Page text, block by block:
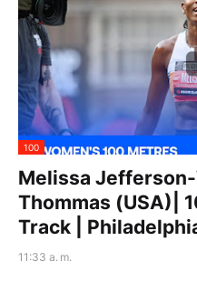
100
Melissa
Thommas (USA)|
Track |
11:33 a. m.